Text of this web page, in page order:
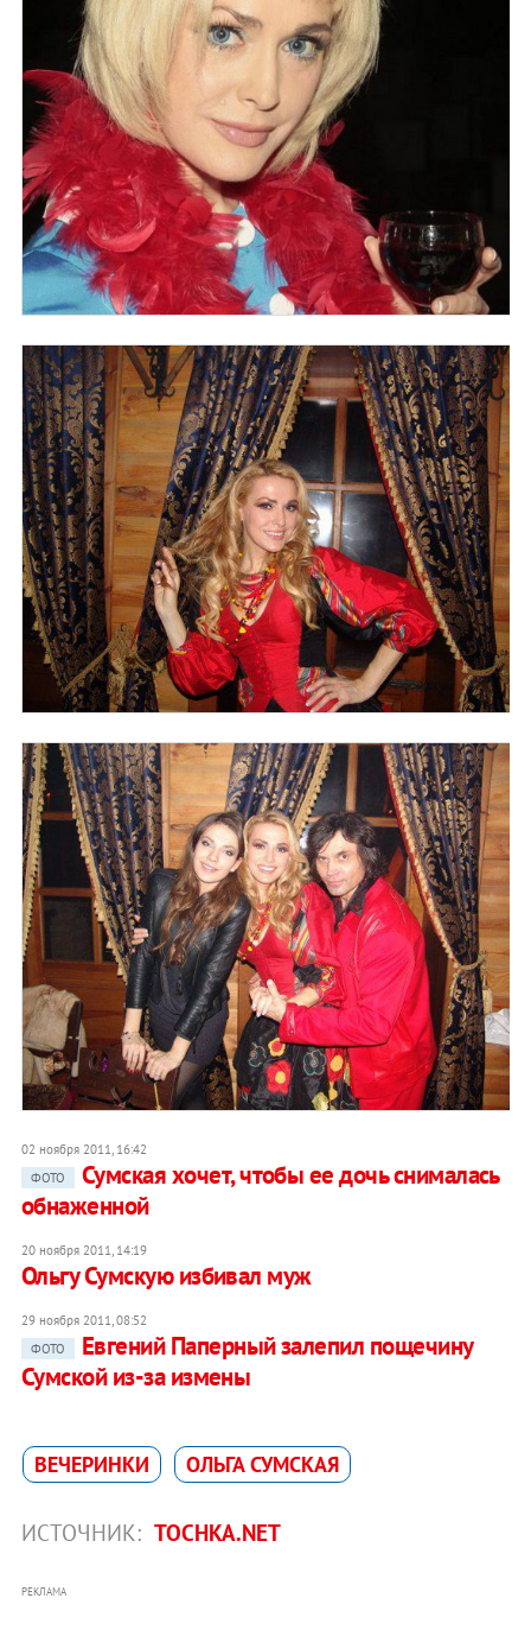
02 ноября 2011, 16:42
ФОТО
Сумская хочет, чтобы ее дочь снималась
обнаженной
20 ноября 2011, 14:19
Ольгу Сумскую избивал муж
29 ноября 2011, 08:52
ФОТО
Евгений Паперный залепил пощечину
Сумской из-за измены
ВЕЧЕРИНКИ ОЛЬГА СУМСКАЯ
ИСТОЧНИК: TOCHKA.NET
РЕКЛАМА